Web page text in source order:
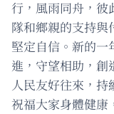
行，風雨同舟，彼
隊和鄉親的支持與
堅定自信。新的一
進，守望相助，創
人民友好往來，持
祝福大家身體健康